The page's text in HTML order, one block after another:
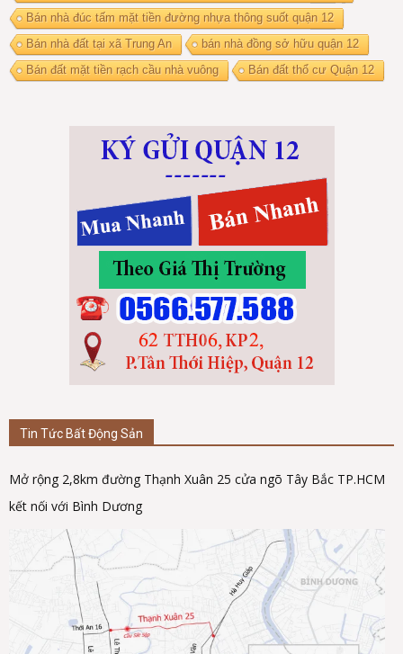
Bán nhà đúc tấm mặt tiền đường nhựa thông suốt quận 12
Bán nhà đất tại xã Trung An
bán nhà đồng sở hữu quận 12
Bán đất mặt tiền rạch cầu nhà vuông
Bán đất thổ cư Quận 12
Tin Tức Bất Động Sản
Mở rộng 2,8km đường Thạnh Xuân 25 cửa ngõ Tây Bắc TP.HCM
kết nối với Bình Dương